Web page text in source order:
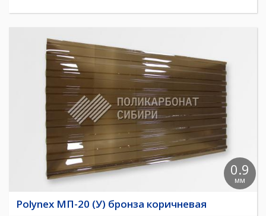
0.9
мм
Polynex МП-20 (У) бронза коричневая